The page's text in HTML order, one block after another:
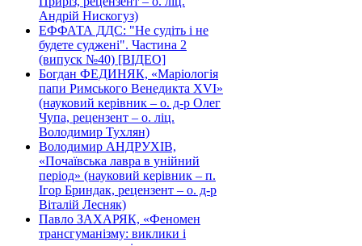
Андрій Нискогуз)
ЕФФАТА ДДС: "Не судіть і не
будете суджені". Частина 2
(випуск №40) [ВІДЕО]
Богдан ФЕДИНЯК, «Маріологія
папи Римського Венедикта XVI»
(науковий керівник – о. д-р Олег
Чупа, рецензент – о. ліц.
Володимир Тухлян)
Володимир АНДРУХІВ,
«Почаївська лавра в унійний
період» (науковий керівник – п.
Ігор Бриндак, рецензент – о. д-р
Віталій Лесняк)
Павло ЗАХАРЯК, «Феномен
трансгуманізму: виклики і